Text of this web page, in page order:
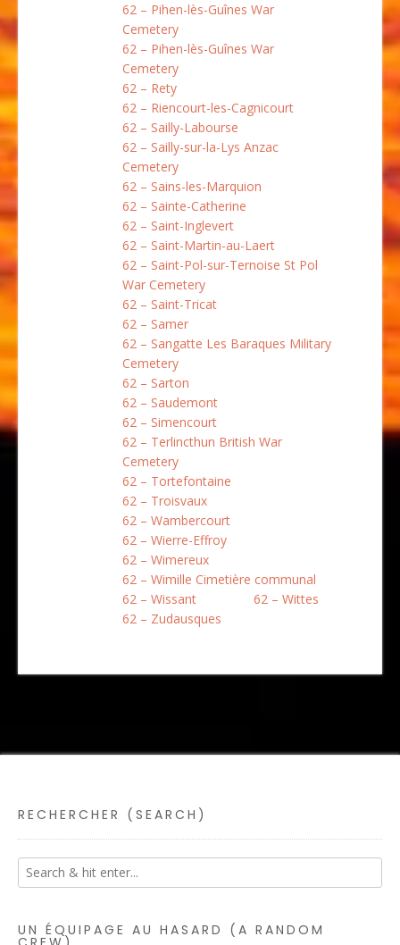
62 – Pihen-lès-Guînes War
Cemetery
62 – Pihen-lès-Guînes War
Cemetery
62 – Rety
62 – Riencourt-les-Cagnicourt
62 – Sailly-Labourse
62 – Sailly-sur-la-Lys Anzac
Cemetery
62 – Sains-les-Marquion
62 – Sainte-Catherine
62 – Saint-Inglevert
62 – Saint-Martin-au-Laert
62 – Saint-Pol-sur-Ternoise St Pol
War Cemetery
62 – Saint-Tricat
62 – Samer
62 – Sangatte Les Baraques Military
Cemetery
62 – Sarton
62 – Saudemont
62 – Simencourt
62 – Terlincthun British War
Cemetery
62 – Tortefontaine
62 – Troisvaux
62 – Wambercourt
62 – Wierre-Effroy
62 – Wimereux
62 – Wimille Cimetière communal
62 – Wissant
62 – Wittes
62 – Zudausques
RECHERCHER (SEARCH)
UN ÉQUIPAGE AU HASARD (A RANDOM